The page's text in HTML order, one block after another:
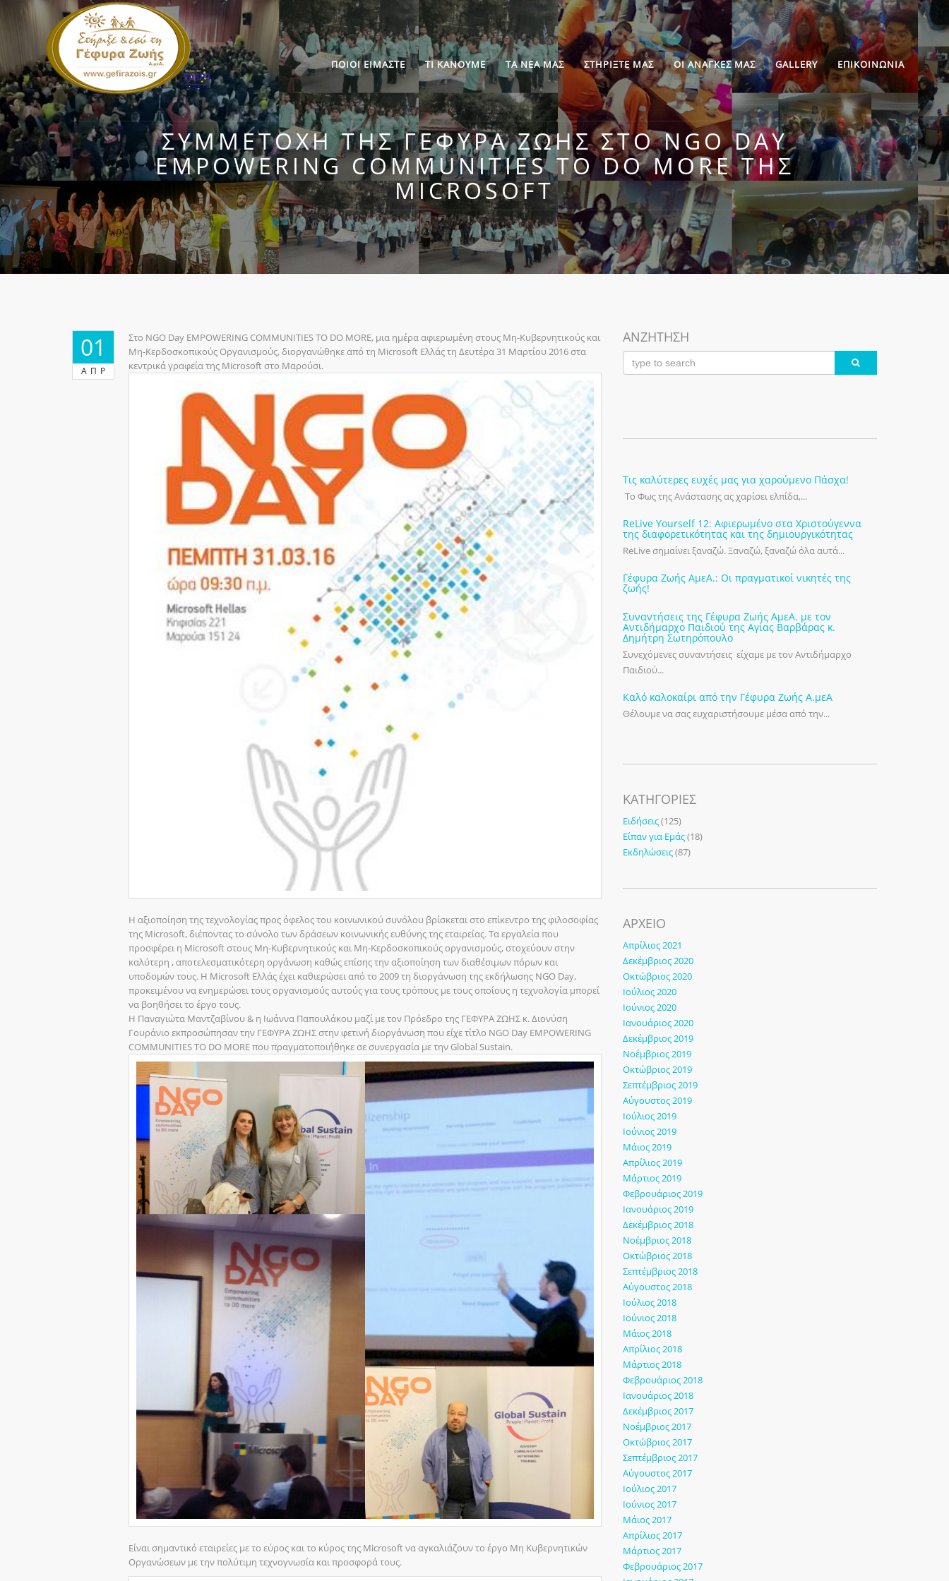
ΠΟΙΟΙ ΕΙΜΑΣΤΕ ΤΙ ΚΑΝΟΥΜΕ ΤΑ ΝΕΑ ΜΑΣ ΣΤΗΡΙΞΤΕ ΜΑΣ ΟΙ ΑΝΑΓΚΕΣ ΜΑΣ GALLERY ΕΠΙΚΟΙΝΩΝΙΑ
ΣΥΜΜΕΤΟΧΗ ΤΗΣ ΓΕΦΥΡΑ ΖΩΗΣ ΣΤΟ NGO DAY
EMPOWERING COMMUNITIES TO DO MORE ΤΗΣ
MICROSOFT
01
ΑΠΡ
Στο NGO Day EMPOWERING COMMUNITIES TO DO MORE, μια ημέρα αφιερωμένη στους Μη-Κυβερνητικούς και
Μη-Κερδοσκοπικούς Οργανισμούς, διοργανώθηκε από τη Microsoft Ελλάς τη Δευτέρα 31 Μαρτίου 2016 στα
κεντρικά γραφεία της Microsoft στο Μαρούσι.
Η αξιοποίηση της τεχνολογίας προς όφελος του κοινωνικού συνόλου βρίσκεται στο επίκεντρο της φιλοσοφίας
της Microsoft, διέποντας το σύνολο των δράσεων κοινωνικής ευθύνης της εταιρείας. Τα εργαλεία που
προσφέρει η Microsoft στους Μη-Κυβερνητικούς και Μη-Κερδοσκοπικούς οργανισμούς, στοχεύουν στην
καλύτερη , αποτελεσματικότερη οργάνωση καθώς επίσης την αξιοποίηση των διαθέσιμων πόρων και
υποδομών τους. Η Microsoft Ελλάς έχει καθιερώσει από το 2009 τη διοργάνωση της εκδήλωσης NGO Day,
προκειμένου να ενημερώσει τους οργανισμούς αυτούς για τους τρόπους με τους οποίους η τεχνολογία μπορεί
να βοηθήσει το έργο τους.
Η Παναγιώτα Μαντζαβίνου & η Ιωάννα Παπουλάκου μαζί με τον Πρόεδρο της ΓΕΦΥΡΑ ΖΩΗΣ κ. Διονύση
Γουράνιο εκπροσώπησαν την ΓΕΦΥΡΑ ΖΩΗΣ στην φετινή διοργάνωση που είχε τίτλο NGO Day EMPOWERING
COMMUNITIES TO DO MORE που πραγματοποιήθηκε σε συνεργασία με την Global Sustain.
Είναι σημαντικό εταιρείες με το εύρος και το κύρος της Microsoft να αγκαλιάζουν το έργο Μη Κυβερνητικών
Οργανώσεων με την πολύτιμη τεχνογνωσία και προσφορά τους.
ΑΝΖΗΤΗΣΗ
Τις καλύτερες ευχές μας για χαρούμενο Πάσχα!
Το Φως της Ανάστασης ας χαρίσει ελπίδα,...
ReLive Yourself 12: Αφιερωμένο στα Χριστούγεννα
της διαφορετικότητας και της δημιουργικότητας
ReLive σημαίνει ξαναζώ. Ξαναζώ, ξαναζώ όλα αυτά...
Γέφυρα Ζωής ΑμεΑ.: Οι πραγματικοί νικητές της
ζωής!
Συναντήσεις της Γέφυρα Ζωής ΑμεΑ. με τον
Αντιδήμαρχο Παιδιού της Αγίας Βαρβάρας κ.
Δημήτρη Σωτηρόπουλο
Συνεχόμενες συναντήσεις είχαμε με τον Αντιδήμαρχο
Παιδιού...
Καλό καλοκαίρι από την Γέφυρα Ζωής Α.μεΑ
Θέλουμε να σας ευχαριστήσουμε μέσα από την...
KΑΤΗΓΟΡΊΕΣ
Ειδήσεις(125)
Είπαν για Εμάς(18)
Εκδηλώσεις(87)
ΑΡΧΕΙΟ
Απρίλιος 2021
Δεκέμβριος 2020
Οκτώβριος 2020
Ιούλιος 2020
Ιούνιος 2020
Ιανουάριος 2020
Δεκέμβριος 2019
Νοέμβριος 2019
Οκτώβριος 2019
Σεπτέμβριος 2019
Αύγουστος 2019
Ιούλιος 2019
Ιούνιος 2019
Μάιος 2019
Απρίλιος 2019
Μάρτιος 2019
Φεβρουάριος 2019
Ιανουάριος 2019
Δεκέμβριος 2018
Νοέμβριος 2018
Οκτώβριος 2018
Σεπτέμβριος 2018
Αύγουστος 2018
Ιούλιος 2018
Ιούνιος 2018
Μάιος 2018
Απρίλιος 2018
Μάρτιος 2018
Φεβρουάριος 2018
Ιανουάριος 2018
Δεκέμβριος 2017
Νοέμβριος 2017
Οκτώβριος 2017
Σεπτέμβριος 2017
Αύγουστος 2017
Ιούλιος 2017
Ιούνιος 2017
Μάιος 2017
Απρίλιος 2017
Μάρτιος 2017
Φεβρουάριος 2017